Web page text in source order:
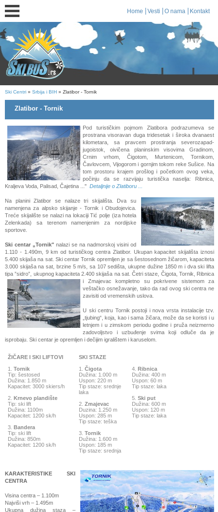
Home Vesti O nama Kontakt
Ski Centri » Srbija i BIH » Zlatibor - Tornik
Zlatibor - Tornik
Pod turističkim pojmom Zlatibora podrazumeva se
prostrana visoravan duga tridesetak i široka dvanaest
kilometara, sa pravcem prostiranja severozapad-
jugoistok, oivičena planinskim visovima Gradinom,
Crnim vrhom, Čigotom, Murtenicom, Tornikom,
Čavlovcem, Vijogorom i gornjim tokom reke Sušice. Na
tom prostoru krajem prošlog i početkom ovog veka,
počinju da se razvijaju turistička naselja: Ribnica,
Kraljeva Voda, Palisad, Čajetina ..." Detaljnije o Zlatiboru ...
Na planini Zlatibor se nalaze tri skijališta. Dva su
namenjena za alpsko skijanje - Tornik i Obudojevica.
Treće skijalište se nalazi na lokaciji Tić polje (iza hotela
Zelenkada) sa terenom namenjenim za nordijske
sportove.
Ski centar „Tornik" nalazi se na nadmorskoj visini od
1.110 - 1.490m, 9 km od turističkog centra Zlatibor. Ukupan kapacitet skijališta iznosi
5.400 skijaša na sat. Ski centar Tornik opremljen je sa šestosednom žičarom, kapaciteta
3.000 skijaša na sat, brzine 5 m/s, sa 107 sedišta, ukupne dužine 1850 m i dva ski lifta
tipa ”sidro”, ukupnog kapaciteta 2.400 skijaša na sat. Četri staze, Čigota, Tornik, Ribnica
i Zmajevac kompletno su pokrivene sistemom za
veštačko osnežavanje, tako da rad ovog ski centra ne
zavisiti od vremenskih uslova.
U ski centru Tornik postoji i nova vrsta instalacije tzv.
„tjubing“, koja, kao i sama žičara, može da se koristi i u
letnjem i u zimskom periodu godine i pruža neizmerno
zadovoljstvo i uzbuđenje svima koji odluče da je
isprobaju. Ski centar je opremljen i dečijim igralištem i karuselom.
ŽIČARE I SKI LIFTOVI
1. Tornik
Tip: šestosed
Dužina: 1.850 m
Kapacitet: 3000 skiers/h
2. Krnevo plandište
Tip: ski lift
Dužina: 1100m
Kapacitet: 1200 sk/h
3. Bandera
Tip: ski lift
Dužina: 850m
Kapacitet: 1200 sk/h
SKI STAZE
1. Čigota
Dužina: 1.000 m
Uspon: 220 m
Tip staze: srednje
laka
2. Zmajevac
Duzina: 1.250 m
Uspon: 285 m
Tip staze: teška
3. Tornik
Dužina: 1.600 m
Uspon: 185 m
Tip staze: srednja
4. Ribnica
Dužina: 400 m
Uspon: 60 m
Tip staze: laka
5. Ski put
Dužina: 600 m
Uspon: 120 m
Tip staze: laka
KARAKTERISTIKE SKI
CENTRA
Visina centra – 1.100m
Najviši vrh – 1.495m
Ukupna dužina staza –